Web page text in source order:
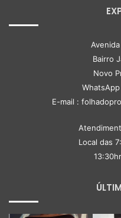
Bairro
Novo
E-mail :
Local das